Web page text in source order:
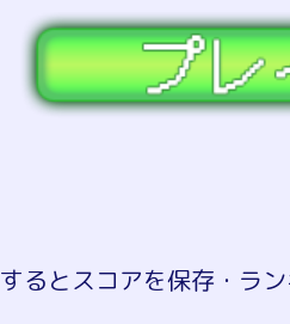
するとスコアを保存・ラ